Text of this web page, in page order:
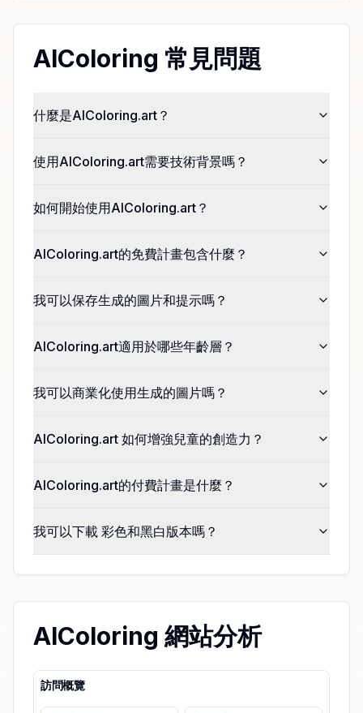
AIColoring 常見問題
什麼是AIColoring.art？
使用AIColoring.art需要技術背景嗎？
如何開始使用AIColoring.art？
AIColoring.art的免費計畫包含什麼？
我可以保存生成的圖片和提示嗎？
AIColoring.art適用於哪些年齡層？
我可以商業化使用生成的圖片嗎？
AIColoring.art 如何增強兒童的創造力？
AIColoring.art的付費計畫是什麼？
我可以下載 彩色和黑白版本嗎？
AIColoring 網站分析
訪問概覽